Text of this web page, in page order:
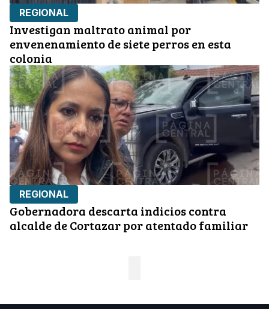
REGIONAL
Investigan maltrato animal por
envenenamiento de siete perros en esta
colonia
REGIONAL
Gobernadora descarta indicios contra
alcalde de Cortazar por atentado familiar